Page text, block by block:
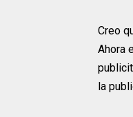
Creo
Ahora
la